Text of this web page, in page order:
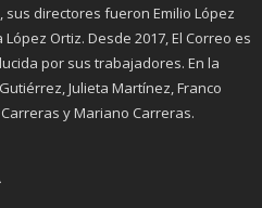
sus directores fueron Emilio López
Ortiz. Desde 2017, El Correo es
por sus trabajadores. En la
Julieta Martínez, Franco
y Mariano Carreras.